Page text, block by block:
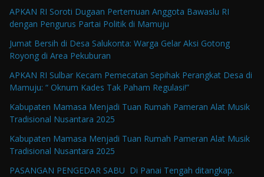
APKAN RI Soroti Dugaan Pertemuan Anggota Bawaslu RI
dengan Pengurus Partai Politik di Mamuju
Jumat Bersih di Desa Salukonta: Warga Gelar Aksi Gotong
Royong di Area Pekuburan
APKAN RI Sulbar Kecam Pemecatan Sepihak Perangkat Desa di
Mamuju: “ Oknum Kades Tak Paham Regulasi!”
Kabupaten Mamasa Menjadi Tuan Rumah Pameran Alat Musik
Tradisional Nusantara 2025
Kabupaten Mamasa Menjadi Tuan Rumah Pameran Alat Musik
Tradisional Nusantara 2025
PASANGAN PENGEDAR SABU Di Panai Tengah ditangkap.